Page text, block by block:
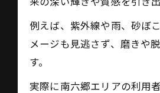
例えば、紫外線や雨、砂ぼ
メージも見逃さず、磨きや
す。
実際に南六郷エリアの利用